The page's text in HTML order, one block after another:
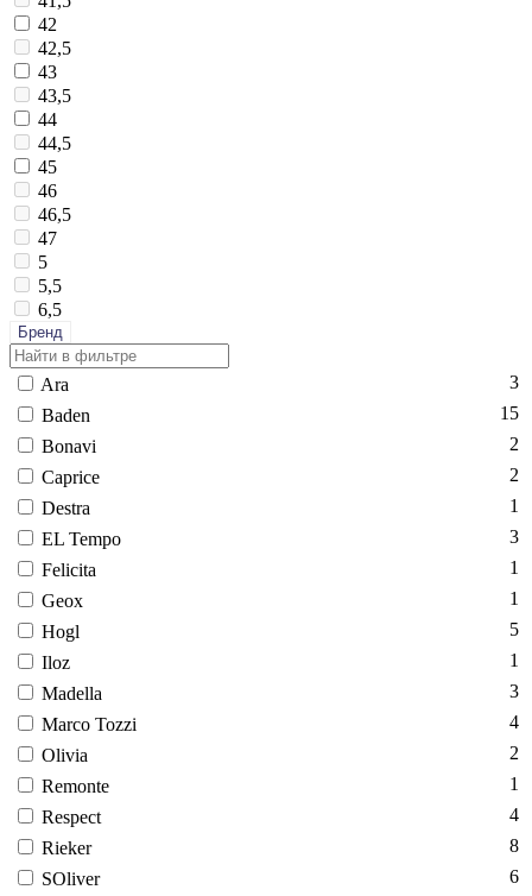
42
42,5
43
43,5
44
44,5
45
46
46,5
47
5
5,5
6,5
Бренд
Ara
3
Ba­den
15
Bo­navi
2
Cap­ri­ce
2
Dest­ra
1
EL Tem­po
3
Fe­lici­ta
1
Ge­ox
1
Hogl
5
Iloz
1
Ma­del­la
3
Mar­co Toz­zi
4
Oli­via
2
Re­mon­te
1
Res­pect
4
Ri­eker
8
SO­liver
6